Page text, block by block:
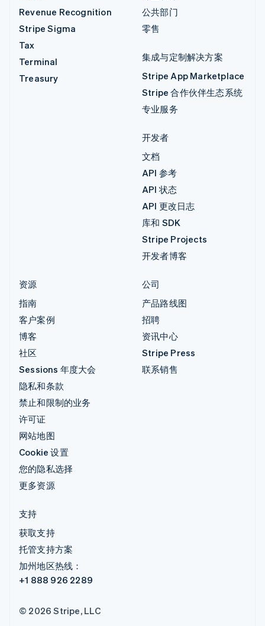
Revenue Recognition
Stripe Sigma
Tax
Terminal
Treasury
公共部门
零售
集成与定制解决方案
Stripe App Marketplace
Stripe 合作伙伴生态系统
专业服务
开发者
文档
API 参考
API 状态
API 更改日志
库和 SDK
Stripe Projects
开发者博客
资源
指南
客户案例
博客
社区
Sessions 年度大会
隐私和条款
禁止和限制的业务
许可证
网站地图
Cookie 设置
您的隐私选择
更多资源
公司
产品路线图
招聘
资讯中心
Stripe Press
联系销售
支持
获取支持
托管支持方案
加州地区热线：
+1 888 926 2289
© 2026 Stripe, LLC